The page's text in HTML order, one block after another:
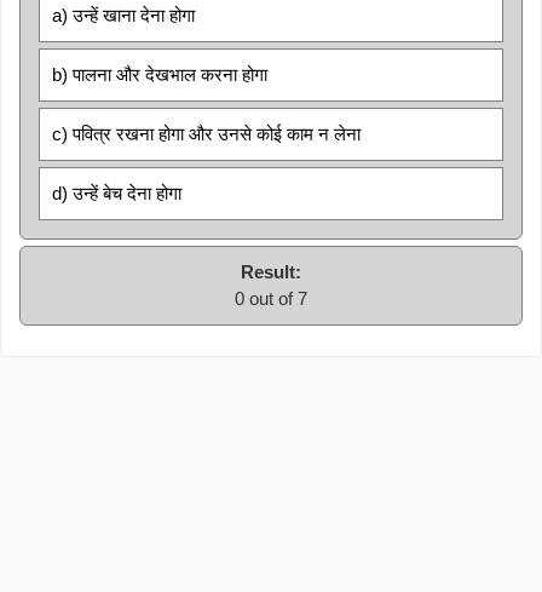
a) उन्हें खाना देना होगा
b) पालना और देखभाल करना होगा
c) पवित्र रखना होगा और उनसे कोई काम न लेना
d) उन्हें बेच देना होगा
Result:
0 out of 7